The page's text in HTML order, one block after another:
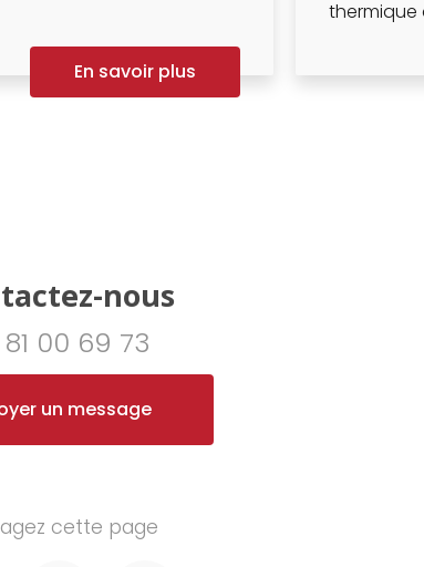
En savoir plus
thermique
nous
00 69 73
un message
cette page